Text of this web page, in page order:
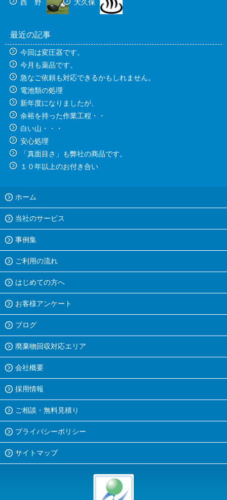
西 野 大久保
最近の記事
今回は変圧器です。
今月も薬品です。
急なご依頼も対応できるかもしれません。
電池類の処理
新年度になりましたが、
余裕を持った作業工程・・
白い山・・・
安心処理
「真面目さ」も弊社の商品です。
１０年以上のお付き合い
ホーム
当社のサービス
事例集
ご利用の流れ
はじめての方へ
お客様アンケート
ブログ
廃棄物回収対応エリア
会社概要
採用情報
ご相談・無料見積り
プライバシーポリシー
サイトマップ